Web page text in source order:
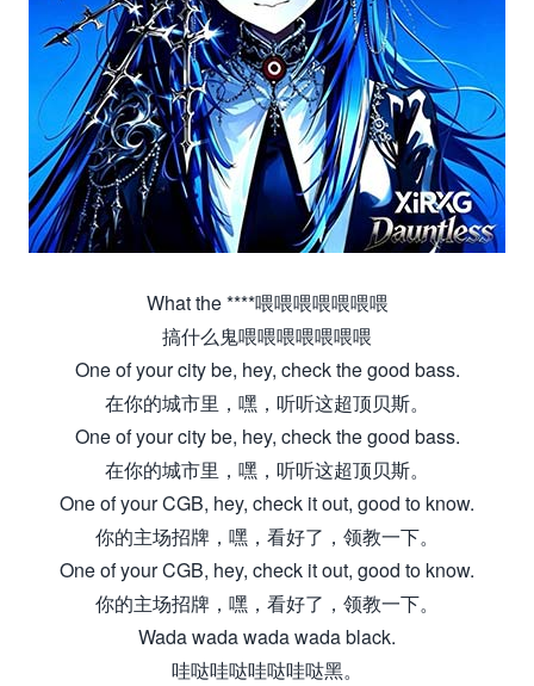
What the ****喂喂喂喂喂喂喂
搞什么鬼喂喂喂喂喂喂喂
One of your city be, hey, check the good bass.
在你的城市里，嘿，听听这超顶贝斯。
One of your city be, hey, check the good bass.
在你的城市里，嘿，听听这超顶贝斯。
One of your CGB, hey, check it out, good to know.
你的主场招牌，嘿，看好了，领教一下。
One of your CGB, hey, check it out, good to know.
你的主场招牌，嘿，看好了，领教一下。
Wada wada wada wada black.
哇哒哇哒哇哒哇哒黑。